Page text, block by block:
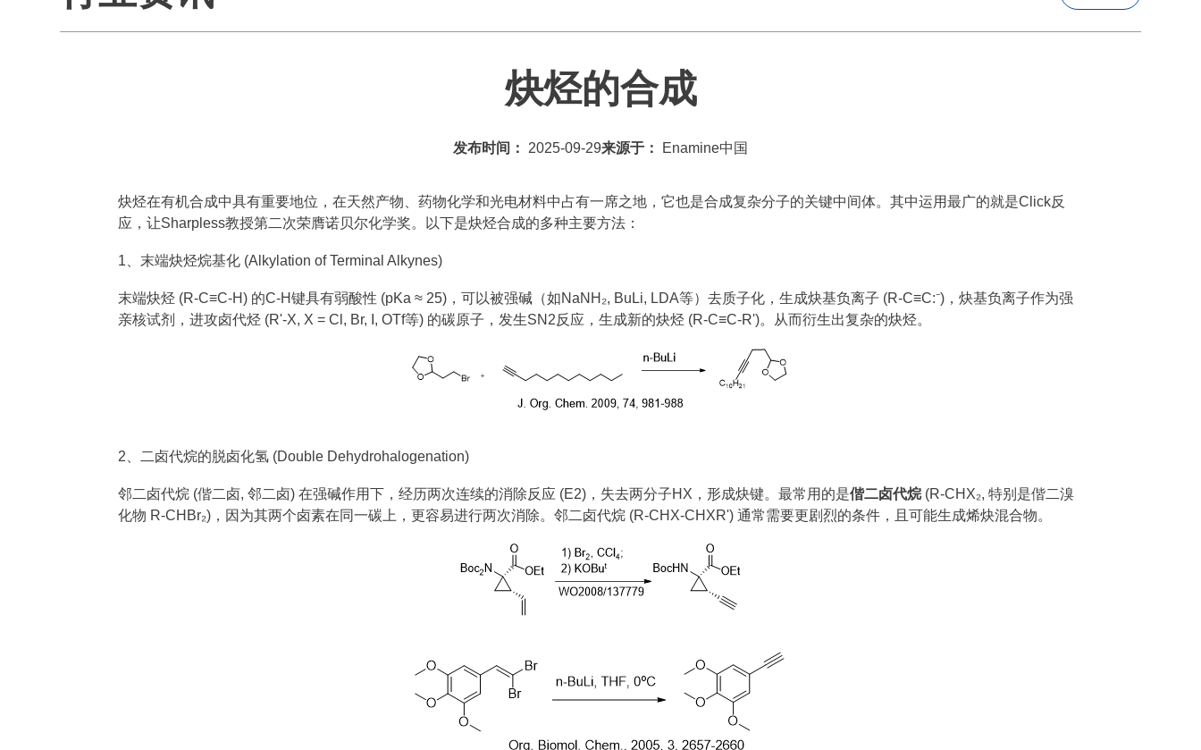
炔烃的合成
发布时间： 2025-09-29来源于： Enamine中国
炔烃在有机合成中具有重要地位，在天然产物、药物化学和光电材料中占有一席之地，它也是合成复杂分子的关键中间体。其中运用最广的就是Click反
应，让Sharpless教授第二次荣膺诺贝尔化学奖。以下是炔烃合成的多种主要方法：
1、末端炔烃烷基化 (Alkylation of Terminal Alkynes)
末端炔烃 (R-C≡C-H) 的C-H键具有弱酸性 (pKa ≈ 25)，可以被强碱（如NaNH₂, BuLi, LDA等）去质子化，生成炔基负离子 (R-C≡C:⁻)，炔基负离子作为强
亲核试剂，进攻卤代烃 (R'-X, X = Cl, Br, I, OTf等) 的碳原子，发生SN2反应，生成新的炔烃 (R-C≡C-R')。从而衍生出复杂的炔烃。
2、二卤代烷的脱卤化氢 (Double Dehydrohalogenation)
邻二卤代烷 (偕二卤, 邻二卤) 在强碱作用下，经历两次连续的消除反应 (E2)，失去两分子HX，形成炔键。最常用的是偕二卤代烷(R-CHX₂, 特别是偕二溴
化物 R-CHBr₂)，因为其两个卤素在同一碳上，更容易进行两次消除。邻二卤代烷 (R-CHX-CHXR') 通常需要更剧烈的条件，且可能生成烯炔混合物。